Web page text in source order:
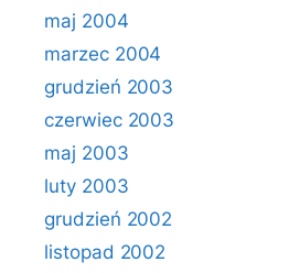
maj 2004
marzec 2004
grudzień 2003
czerwiec 2003
maj 2003
luty 2003
grudzień 2002
listopad 2002